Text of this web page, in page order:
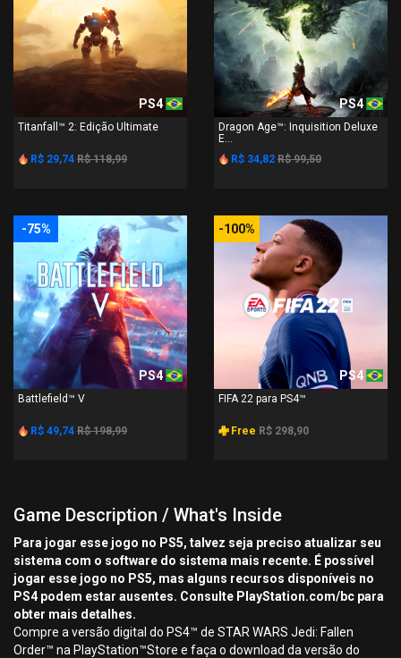
PS4
Titanfall™ 2: Edição Ultimate
R$ 29,74 R$ 118,99
PS4
Dragon Age™: Inquisition Deluxe
E...
R$ 34,82 R$ 99,50
-75%
PS4
Battlefield™ V
R$ 49,74 R$ 198,99
-100%
PS4
FIFA 22 para PS4™
Free R$ 298,90
Game Description / What's Inside
Para jogar esse jogo no PS5, talvez seja preciso atualizar seu
sistema com o software do sistema mais recente. É possível
jogar esse jogo no PS5, mas alguns recursos disponíveis no
PS4 podem estar ausentes. Consulte PlayStation.com/bc para
obter mais detalhes.
Compre a versão digital do PS4™ de STAR WARS Jedi: Fallen
Order™ na PlayStation™Store e faça o download da versão do